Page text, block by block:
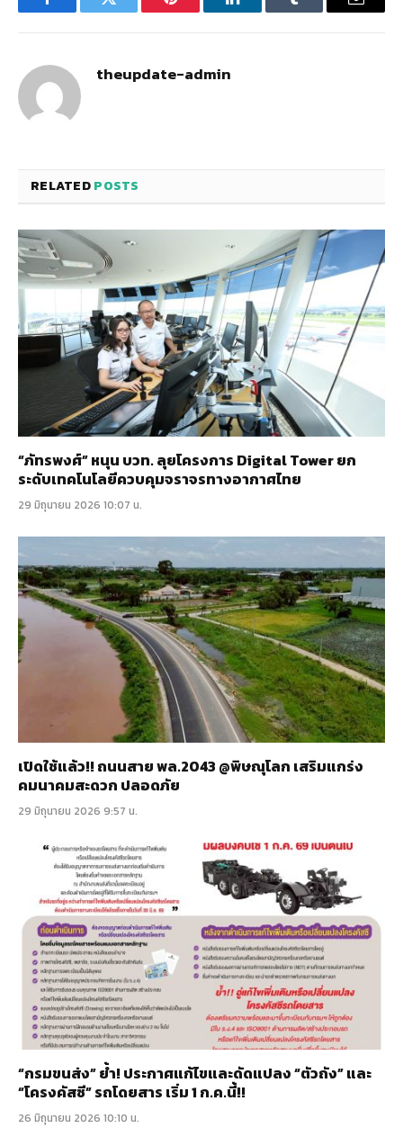
FacebookTwitter Pinterest LinkedInTumblr Email
theupdate-admin
RELATEDPOSTS
“ภัทรพงศ์” หนุน บวท. ลุยโครงการ Digital Tower ยก
ระดับเทคโนโลยีควบคุมจราจรทางอากาศไทย
29 มิถุนายน 2026 10:07 น.
เปิดใช้แล้ว!! ถนนสาย พล.2043 @พิษณุโลก เสริมแกร่ง
คมนาคมสะดวก ปลอดภัย
29 มิถุนายน 2026 9:57 น.
“กรมขนส่ง” ย้ำ! ประกาศแก้ไขและดัดแปลง “ตัวถัง” และ
“โครงคัสซี” รถโดยสาร เริ่ม 1 ก.ค.นี้!!
26 มิถุนายน 2026 10:10 น.